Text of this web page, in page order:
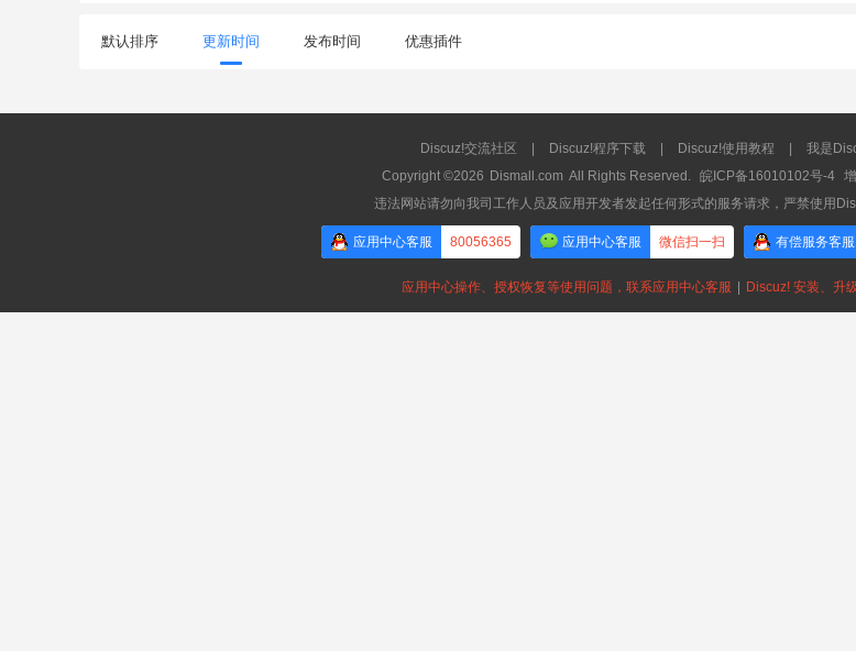
默认排序 更新时间 发布时间 优惠插件
Discuz!交流社区 Discuz!程序下载 Discuz!使用教程 我是
Copyright ©2026 Dismall.com All Rights Reserved. 皖ICP备16010102号-4
违法网站请勿向我司工作人员及应用开发者发起任何形式的服务请求，严禁使用
应用中心客服 80056365 应用中心客服 微信扫一扫 有偿服务客服
应用中心操作、授权恢复等使用问题，联系应用中心客服 Discuz! 安装、升